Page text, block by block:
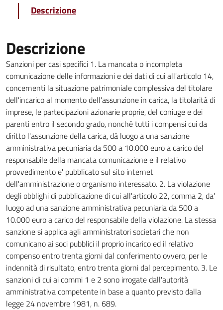
Descrizione
Descrizione
Sanzioni per casi specifici 1. La mancata o incompleta
comunicazione delle informazioni e dei dati di cui all'articolo 14,
concernenti la situazione patrimoniale complessiva del titolare
dell'incarico al momento dell'assunzione in carica, la titolarità di
imprese, le partecipazioni azionarie proprie, del coniuge e dei
parenti entro il secondo grado, nonché tutti i compensi cui da
diritto l'assunzione della carica, dà luogo a una sanzione
amministrativa pecuniaria da 500 a 10.000 euro a carico del
responsabile della mancata comunicazione e il relativo
provvedimento e' pubblicato sul sito internet
dell'amministrazione o organismo interessato. 2. La violazione
degli obblighi di pubblicazione di cui all'articolo 22, comma 2, da'
luogo ad una sanzione amministrativa pecuniaria da 500 a
10.000 euro a carico del responsabile della violazione. La stessa
sanzione si applica agli amministratori societari che non
comunicano ai soci pubblici il proprio incarico ed il relativo
compenso entro trenta giorni dal conferimento ovvero, per le
indennità di risultato, entro trenta giorni dal percepimento. 3. Le
sanzioni di cui ai commi 1 e 2 sono irrogate dall'autorità
amministrativa competente in base a quanto previsto dalla
legge 24 novembre 1981, n. 689.